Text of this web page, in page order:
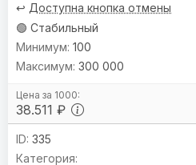
↩️ Доступна кнопка отмены
🟢 Стабильный
38.511 ₽
100
300 000
335